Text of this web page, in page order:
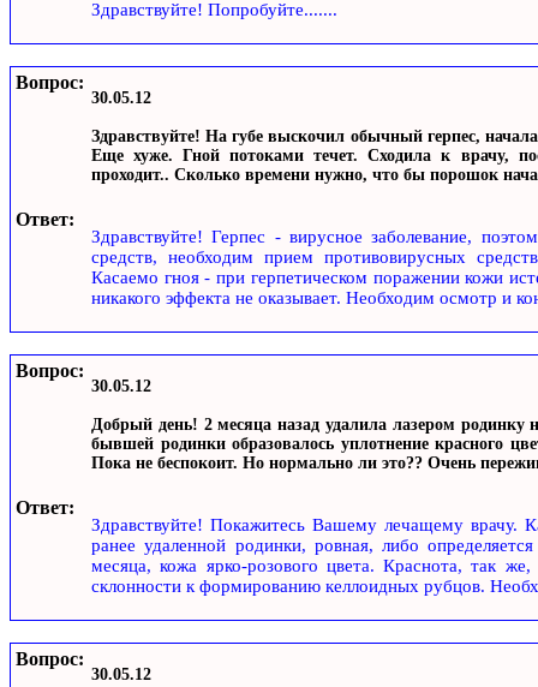
Здравствуйте! Попробуйте.......
Вопрос:
30.05.12
Здравствуйте! На губе выскочил обычный герпес,
Еще хуже. Гной потоками течет. Сходила к врачу,
проходит.. Сколько времени нужно, что бы порошок
Ответ:
Здравствуйте! Герпес - вирусное заболевание,
средств, необходим прием противовирусных
Касаемо гноя - при герпетическом поражении кожи
никакого эффекта не оказывает. Необходим осмотр и
Вопрос:
30.05.12
Добрый день! 2 месяца назад удалила лазером
бывшей родинки образовалось уплотнение красного
Пока не беспокоит. Но нормально ли это?? Очень
Ответ:
Здравствуйте! Покажитесь Вашему лечащему врачу.
ранее удаленной родинки, ровная, либо
месяца, кожа ярко-розового цвета. Краснота, так
склонности к формированию келлоидных рубцов.
Вопрос:
30.05.12